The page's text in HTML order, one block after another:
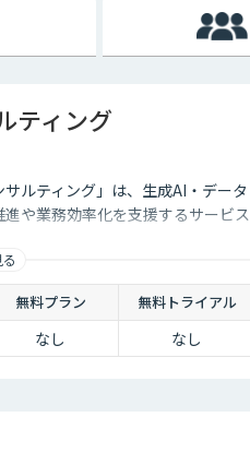
面で大きく貢献する救世主といえるで
ティング
ルティング」は、生成AI・データ
や業務効率化を支援するサービス
無料プラン 無料トライアル
なし なし